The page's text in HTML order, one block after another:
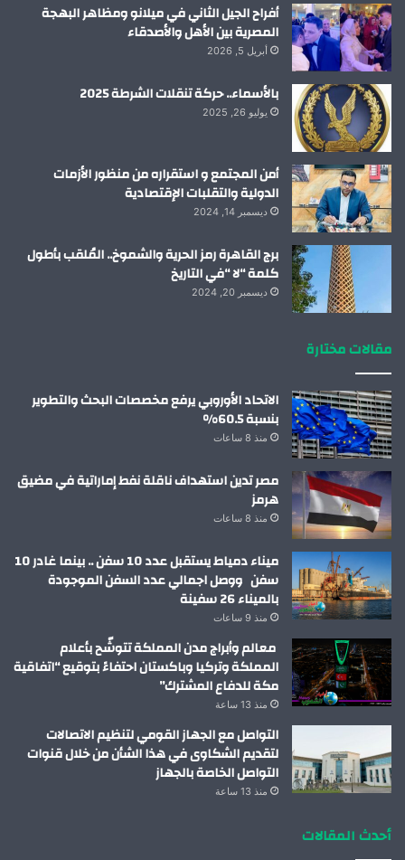
أفراح الجيل الثاني في ميلانو ومظاهر البهجة
المصرية بين الأهل والأصدقاء
أبريل 5, 2026
بالأسماء.. حركة تنقلات الشرطة 2025
يوليو 26, 2025
أمن المجتمع و استقراره من منظور الأزمات
الدولية والتقلبات الإقتصادية
ديسمبر 14, 2024
برج القاهرة رمز الحرية والشموخ.. المُلقب بأطول
كلمة “لا “في التاريخ
ديسمبر 20, 2024
مقالات مختارة
الاتحاد الأوروبي يرفع مخصصات البحث والتطوير
بنسبة 60.5%
منذ 8 ساعات
مصر تدين استهداف ناقلة نفط إماراتية في مضيق
هرمز
منذ 8 ساعات
ميناء دمياط يستقبل عدد 10 سفن .. بينما غادر 10
سفن ووصل اجمالي عدد السفن الموجودة
بالميناء 26 سفينة
منذ 9 ساعات
معالم وأبراج مدن المملكة تتوشّح بأعلام
المملكة وتركيا وباكستان احتفاءً بتوقيع “اتفاقية
مكة للدفاع المشترك”
منذ 13 ساعة
التواصل مع الجهاز القومي لتنظيم الاتصالات
لتقديم الشكاوى في هذا الشأن من خلال قنوات
التواصل الخاصة بالجهاز
منذ 13 ساعة
أحدث المقالات